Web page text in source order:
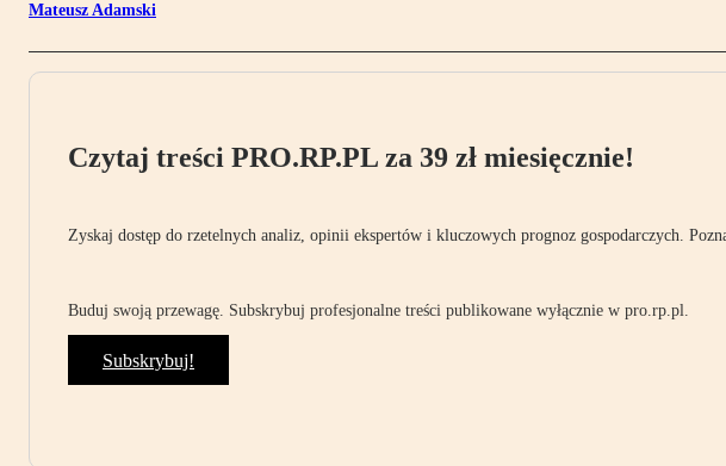
Mateusz Adamski
Czytaj treści PRO.RP.PL za 39 zł miesięcznie!
Zyskaj dostęp do rzetelnych analiz, opinii ekspertów i kluczowych prognoz gospodarczych.
Buduj swoją przewagę. Subskrybuj profesjonalne treści publikowane wyłącznie w pro.rp.pl.
Subskrybuj!